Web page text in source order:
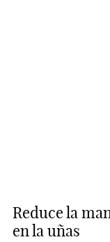
Reduce la
en la uñas